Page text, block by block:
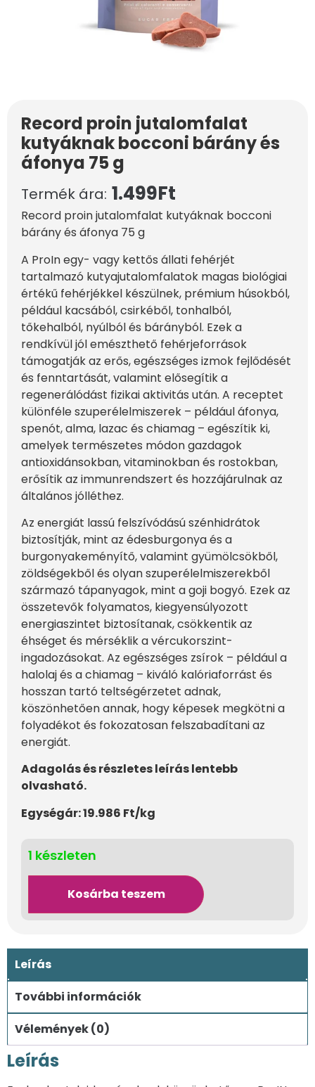
Record proin jutalomfalat
kutyáknak bocconi bárány és
áfonya 75 g
Termék ára: 1.499Ft
Record proin jutalomfalat kutyáknak bocconi
bárány és áfonya 75 g
A ProIn egy- vagy kettős állati fehérjét
tartalmazó kutyajutalomfalatok magas biológiai
értékű fehérjékkel készülnek, prémium húsokból,
például kacsából, csirkéből, tonhalból,
tőkehalból, nyúlból és bárányból. Ezek a
rendkívül jól emészthető fehérjeforrások
támogatják az erős, egészséges izmok fejlődését
és fenntartását, valamint elősegítik a
regenerálódást fizikai aktivitás után. A receptet
különféle szuperélelmiszerek – például áfonya,
spenót, alma, lazac és chiamag – egészítik ki,
amelyek természetes módon gazdagok
antioxidánsokban, vitaminokban és rostokban,
erősítik az immunrendszert és hozzájárulnak az
általános jólléthez.
Az energiát lassú felszívódású szénhidrátok
biztosítják, mint az édesburgonya és a
burgonyakeményítő, valamint gyümölcsökből,
zöldségekből és olyan szuperélelmiszerekből
származó tápanyagok, mint a goji bogyó. Ezek az
összetevők folyamatos, kiegyensúlyozott
energiaszintet biztosítanak, csökkentik az
éhséget és mérséklik a vércukorszint-
ingadozásokat. Az egészséges zsírok – például a
halolaj és a chiamag – kiváló kalóriaforrást és
hosszan tartó teltségérzetet adnak,
köszönhetően annak, hogy képesek megkötni a
folyadékot és fokozatosan felszabadítani az
energiát.
Adagolás és részletes leírás lentebb
olvasható.
Egységár: 19.986 Ft/kg
1 készleten
Kosárba teszem
Leírás
További információk
Vélemények (0)
Leírás